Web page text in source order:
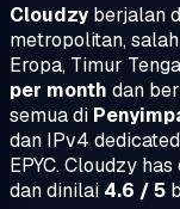
Cloudzyberjalan
metropolitan,
Eropa, Timur
per month dan
semua di
dan IPv4
EPYC. Cloudzy
dan dinilai 4.6 / 5